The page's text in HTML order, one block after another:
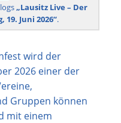
„Lausitz Live – Der
19. Juni 2026“.
wird der
2026 einer der
Gruppen können
mit einem